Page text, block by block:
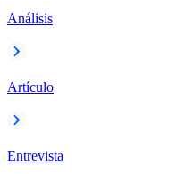
Análisis
Artículo
Entrevista